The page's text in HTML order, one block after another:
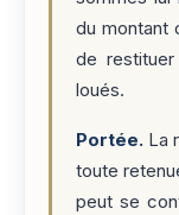
du montant
de
loués.
Portée. La
toute
peut se